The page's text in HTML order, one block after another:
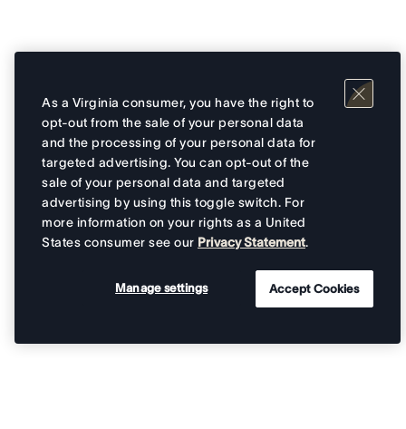
As a Virginia consumer, you have the right to
opt-out from the sale of your personal data
and the processing of your personal data for
targeted advertising. You can opt-out of the
sale of your personal data and targeted
advertising by using this toggle switch. For
more information on your rights as a United
States consumer see our Privacy Statement.
Manage settings Accept Cookies